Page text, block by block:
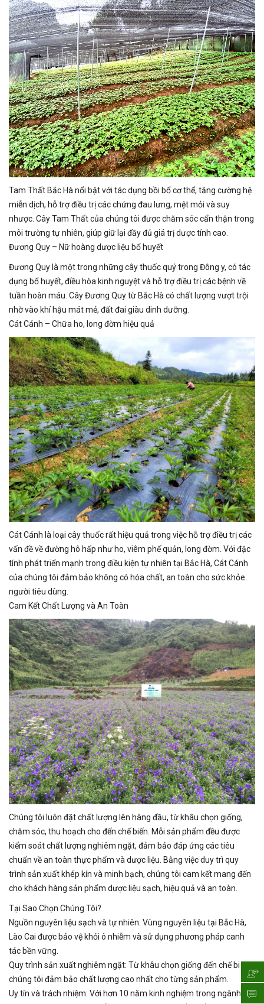
Tam Thất Bắc Hà nổi bật với tác dụng bồi bổ cơ thể, tăng cường hệ
miễn dịch, hỗ trợ điều trị các chứng đau lưng, mệt mỏi và suy
nhược. Cây Tam Thất của chúng tôi được chăm sóc cẩn thận trong
môi trường tự nhiên, giúp giữ lại đầy đủ giá trị dược tính cao.
Đương Quy – Nữ hoàng dược liệu bổ huyết
Đương Quy là một trong những cây thuốc quý trong Đông y, có tác
dụng bổ huyết, điều hòa kinh nguyệt và hỗ trợ điều trị các bệnh về
tuần hoàn máu. Cây Đương Quy từ Bắc Hà có chất lượng vượt trội
nhờ vào khí hậu mát mẻ, đất đai giàu dinh dưỡng.
Cát Cánh – Chữa ho, long đờm hiệu quả
Cát Cánh là loại cây thuốc rất hiệu quả trong việc hỗ trợ điều trị các
vấn đề về đường hô hấp như ho, viêm phế quản, long đờm. Với đặc
tính phát triển mạnh trong điều kiện tự nhiên tại Bắc Hà, Cát Cánh
của chúng tôi đảm bảo không có hóa chất, an toàn cho sức khỏe
người tiêu dùng.
Cam Kết Chất Lượng và An Toàn
Chúng tôi luôn đặt chất lượng lên hàng đầu, từ khâu chọn giống,
chăm sóc, thu hoạch cho đến chế biến. Mỗi sản phẩm đều được
kiểm soát chất lượng nghiêm ngặt, đảm bảo đáp ứng các tiêu
chuẩn về an toàn thực phẩm và dược liệu. Bằng việc duy trì quy
trình sản xuất khép kín và minh bạch, chúng tôi cam kết mang đến
cho khách hàng sản phẩm dược liệu sạch, hiệu quả và an toàn.
Tại Sao Chọn Chúng Tôi?
Nguồn nguyên liệu sạch và tự nhiên: Vùng nguyên liệu tại Bắc Hà,
Lào Cai được bảo vệ khỏi ô nhiễm và sử dụng phương pháp canh
tác bền vững.
Quy trình sản xuất nghiêm ngặt: Từ khâu chọn giống đến chế biến,
chúng tôi đảm bảo chất lượng cao nhất cho từng sản phẩm.
Uy tín và trách nhiệm: Với hơn 10 năm kinh nghiệm trong ngành